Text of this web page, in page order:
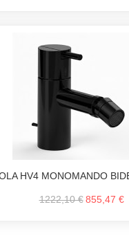
HV4 MONOMANDO
1222,10 € 855,47 €